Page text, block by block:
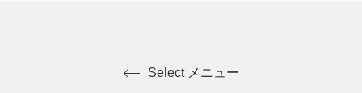
Select メニュー